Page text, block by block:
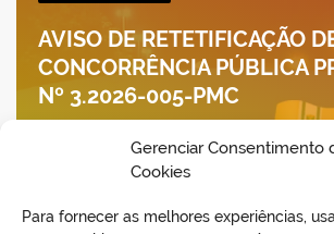
Gerenciar Consentimento
Cookies
Para fornecer as melhores experiências,
AVISO DE RETETIFICAÇÃO
CONCORRÊNCIA PÚBLICA
Nº 3.2026-005-PMC